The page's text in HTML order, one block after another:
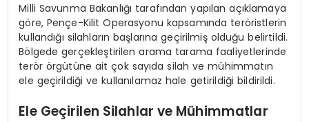
Milli Savunma Bakanlığı tarafından yapılan açıklamaya
göre, Pençe-Kilit Operasyonu kapsamında teröristlerin
kullandığı silahların başlarına geçirilmiş olduğu belirtildi.
Bölgede gerçekleştirilen arama tarama faaliyetlerinde
terör örgütüne ait çok sayıda silah ve mühimmatın
ele geçirildiği ve kullanılamaz hale getirildiği bildirildi.
Ele Geçirilen Silahlar ve Mühimmatlar